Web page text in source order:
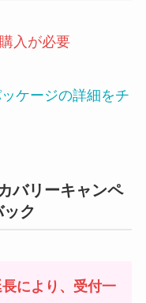
入が必要
ケージの詳細をチ
バリーキャンペ
ク
により、受付一